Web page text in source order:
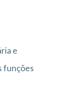
e
funções